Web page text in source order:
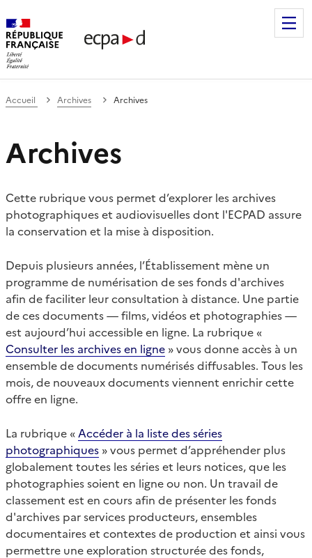
de communication et de production
Accueil Archives Archives
Archives
Cette rubrique vous permet d’explorer les archives
photographiques et audiovisuelles dont l'ECPAD assure
la conservation et la mise à disposition.
Depuis plusieurs années, l’Établissement mène un
programme de numérisation de ses fonds d'archives
afin de faciliter leur consultation à distance. Une partie
de ces documents — films, vidéos et photographies —
est aujourd’hui accessible en ligne. La rubrique «
Consulter les archives en ligne » vous donne accès à un
ensemble de documents numérisés diffusables. Tous les
mois, de nouveaux documents viennent enrichir cette
offre en ligne.
La rubrique « Accéder à la liste des séries
photographiques » vous permet d’appréhender plus
globalement toutes les séries et leurs notices, que les
photographies soient en ligne ou non. Un travail de
classement est en cours afin de présenter les fonds
d'archives par services producteurs, ensembles
documentaires et contextes de production et ainsi vous
permettre une exploration structurée des fonds,